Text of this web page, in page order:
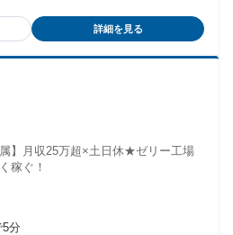
詳細を見る
属】月収25万超×土日休★ゼリー工場
稼ぐ！
分